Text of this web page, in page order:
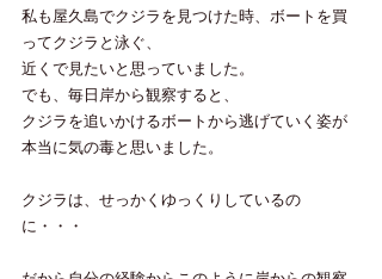
私も屋久島でクジラを見つけた時、ボートを買
ってクジラと泳ぐ、
近くで見たいと思っていました。
でも、毎日岸から観察すると、
クジラを追いかけるボートから逃げていく姿が
本当に気の毒と思いました。
クジラは、せっかくゆっくりしているの
に・・・